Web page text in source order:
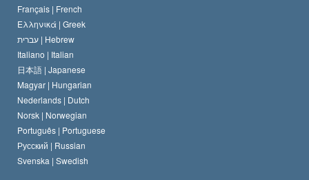
Français | French
Ελληνικά | Greek
עברית | Hebrew
Italiano | Italian
日本語 | Japanese
Magyar | Hungarian
Nederlands | Dutch
Norsk | Norwegian
Português | Portuguese
Русский | Russian
Svenska | Swedish